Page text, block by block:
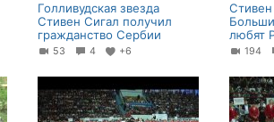
Голливудская звезда
Стивен Сигал получил
гражданство Сербии
53 4 +6
Стивен
любят
194